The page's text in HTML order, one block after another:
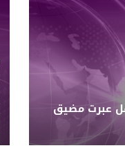
الأقل عبرت مضيق